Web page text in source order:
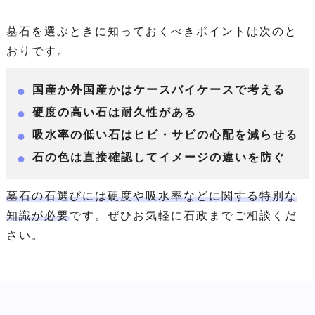
墓石を選ぶときに知っておくべきポイントは次のと
おりです。
国産か外国産かはケースバイケースで考える
硬度の高い石は耐久性がある
吸水率の低い石はヒビ・サビの心配を減らせる
石の色は直接確認してイメージの違いを防ぐ
墓石の石選びには硬度や吸水率などに関する特別な
知識が必要です。ぜひお気軽に石政までご相談くだ
さい。